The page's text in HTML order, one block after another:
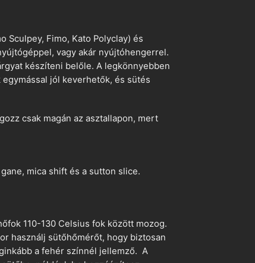
Sculpey, Fimo, Kato Polyclay) és
vagy akár nyújtóhengerrel.
készíteni belőle. A legkönnyebben
jól keverhetők, és sütés
csak magán az asztallapon, mert
mica shift és a sutton slice.
110-130 Celsius fok között mozog.
használj sütőhőmérőt, hogy biztosan
a fehér színnél jellemző. A